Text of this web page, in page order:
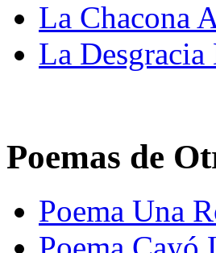
La Chacona
La
Poemas de
Poema Una